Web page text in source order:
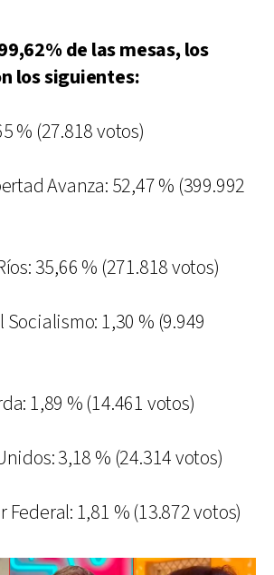
de las mesas, los
los siguientes:
% (27.818 votos)
Avanza: 52,47 % (399.992
35,66 % (271.818 votos)
1,30 % (9.949
1,89 % (14.461 votos)
3,18 % (24.314 votos)
1,81 % (13.872 votos)